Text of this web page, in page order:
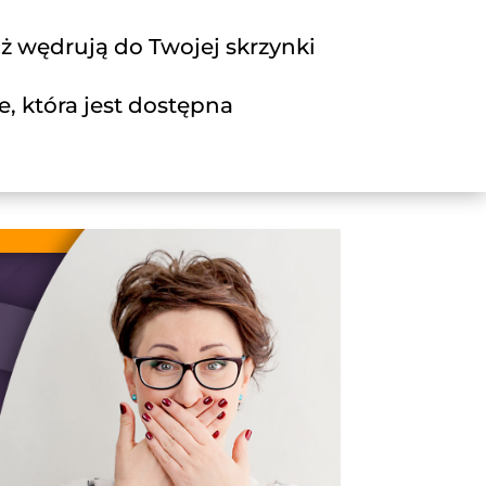
wędrują do Twojej skrzynki
która jest dostępna